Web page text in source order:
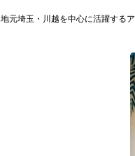
地元埼玉・川越を中心に活躍する